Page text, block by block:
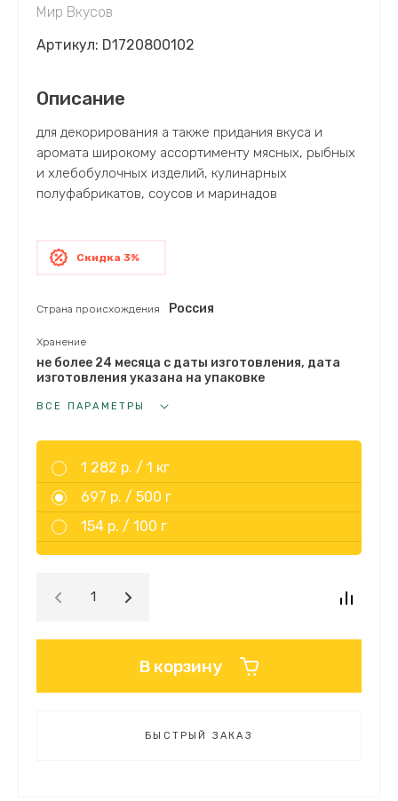
Мир Вкусов
Артикул: D1720800102
Описание
для декорирования а также придания вкуса и
аромата широкому ассортименту мясных, рыбных
и хлебобулочных изделий, кулинарных
полуфабрикатов, соусов и маринадов
Скидка 3%
Страна происхождения Россия
Хранение
не более 24 месяца с даты изготовления, дата
изготовления указана на упаковке
ВСЕ ПАРАМЕТРЫ
1 282 р. / 1 кг
697 р. / 500 г
154 р. / 100 г
В корзину
БЫСТРЫЙ ЗАКАЗ